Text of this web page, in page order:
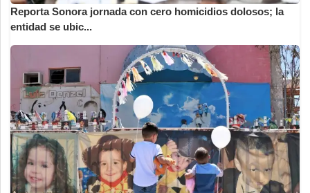
Reporta Sonora jornada con cero homicidios dolosos; la
entidad se ubic...